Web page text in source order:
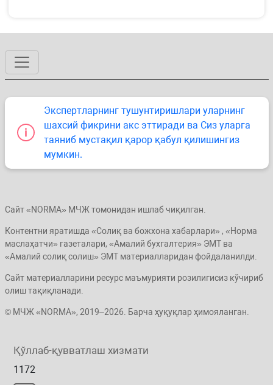
Экспертларнинг тушунтиришлари уларнинг
шахсий фикрини акс эттиради ва Сиз уларга
таяниб мустақил қарор қабул қилишингиз
мумкин.
Сайт «NORMA» МЧЖ томонидан ишлаб чиқилган.
Контентни яратишда «Солиқ ва божхона хабарлари» , «Норма
маслаҳатчи» газеталари, «Амалий бухгалтерия» ЭМТ ва
«Амалий солиқ солиш» ЭМТ материалларидан фойдаланилди.
Сайт материалларини ресурс маъмурияти розилигисиз кўчириб
олиш тақиқланади.
© МЧЖ «NORMA», 2019–2026. Барча ҳуқуқлар ҳимояланган.
Қўллаб-қувватлаш хизмати
1172